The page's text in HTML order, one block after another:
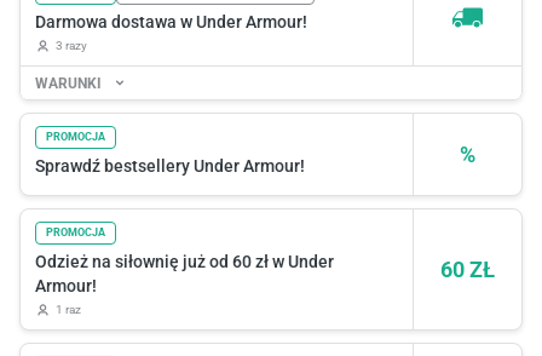
Darmowa dostawa w Under Armour!
3 razy
WARUNKI
%
PROMOCJA
Sprawdź bestsellery Under Armour!
60 ZŁ
PROMOCJA
Odzież na siłownię już od 60 zł w Under
Armour!
1 raz